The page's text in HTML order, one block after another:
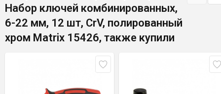
Набор ключей комбинированных,
6-22 мм, 12 шт, CrV, полированный
хром Matrix 15426, также купили